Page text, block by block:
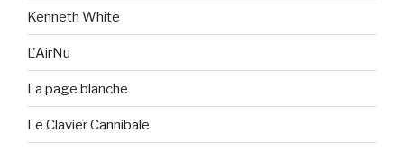
Kenneth White
L'AirNu
La page blanche
Le Clavier Cannibale